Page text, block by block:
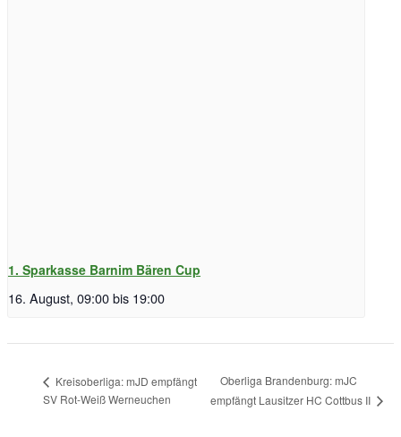
1. Sparkasse Barnim Bären Cup
16. August, 09:00bis 19:00
Kreisoberliga: mJD empfängt
SV Rot-Weiß Werneuchen
Oberliga Brandenburg: mJC
empfängt Lausitzer HC Cottbus II